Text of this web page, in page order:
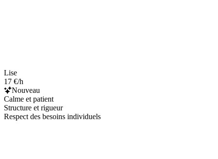
Lise
17 €/h
Nouveau
Calme et patient
Structure et rigueur
Respect des besoins individuels